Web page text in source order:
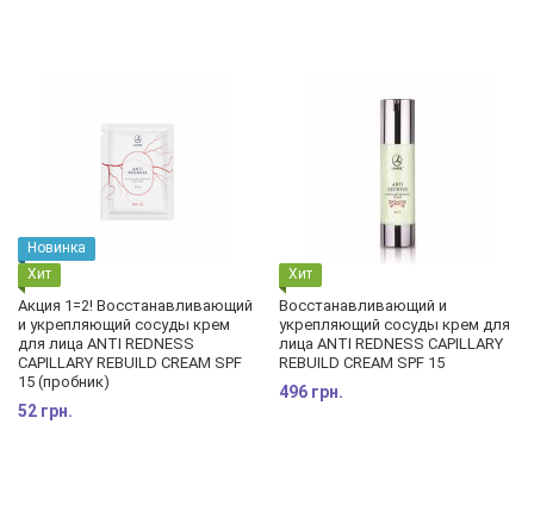
Новинка
Хит
Акция 1=2! Восстанавливающий
и укрепляющий сосуды крем
для лица ANTI REDNESS
CAPILLARY REBUILD CREAM SPF
15 (пробник)
52 грн.
Хит
Восстанавливающий и
укрепляющий сосуды крем для
лица ANTI REDNESS CAPILLARY
REBUILD CREAM SPF 15
496 грн.